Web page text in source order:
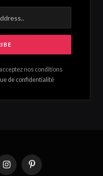
nos conditions
de confidentialité
InstagramPinterest